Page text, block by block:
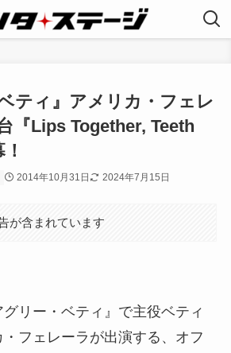
ティ』アメリカ・フェレ
『Lips Together, Teeth
2014年10月31日 2024年7月15日
が含まれています
リー・ベティ』で主役ベティ
フェレーラが出演する、オフ